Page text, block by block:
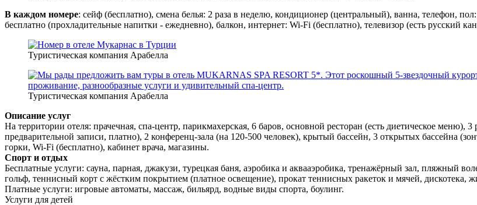
В каждом номере: сейф (бесплатно), смена белья: 2 раза в неделю, кондиционер (центральный), ванна, телефон,
бесплатно (прохладительные напитки - ежедневно), балкон, интернет: Wi-Fi (бесплатно), телевизор (есть русский
Туристическая компания Арабелла
Туристическая компания Арабелла
Описание услуг
На территории отеля: прачечная, спа-центр, парикмахерская, 6 баров, основной ресторан (есть диетическое меню),
предварительной записи, платно), 2 конференц-зала (на 120-500 человек), крытый бассейн, 3 открытых бассейна
горки, Wi-Fi (бесплатно), кабинет врача, магазины.
Спорт и отдых
Бесплатные услуги: сауна, парная, джакузи, турецкая баня, аэробика и аквааэробика, тренажёрный зал, пляжный
гольф, теннисный корт с жёстким покрытием (платное освещение), прокат теннисных ракеток и мячей, дискотека,
Платные услуги: игровые автоматы, массаж, бильярд, водные виды спорта, боулинг.
Услуги для детей